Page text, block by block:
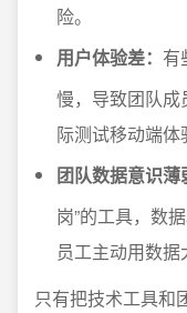
险。
用户体验差： 有
慢，导致团队
际测试移动端体
团队数据意识薄
岗”的工具，数
员工主动用数据
只有把技术工具和